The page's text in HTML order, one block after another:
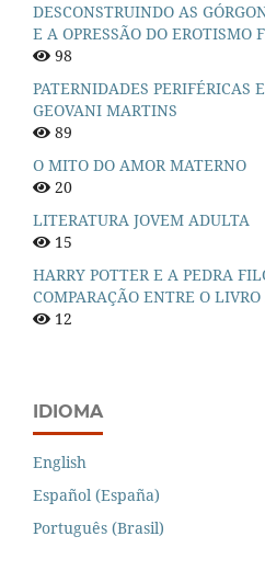
DESCONSTRUINDO AS
E A OPRESSÃO DO EROTISMO
98
PATERNIDADES PERIFÉRICAS
GEOVANI MARTINS
89
O MITO DO AMOR MATERNO
20
LITERATURA JOVEM ADULTA
15
HARRY POTTER E A PEDRA
COMPARAÇÃO ENTRE O
12
IDIOMA
English
Español (España)
Português (Brasil)